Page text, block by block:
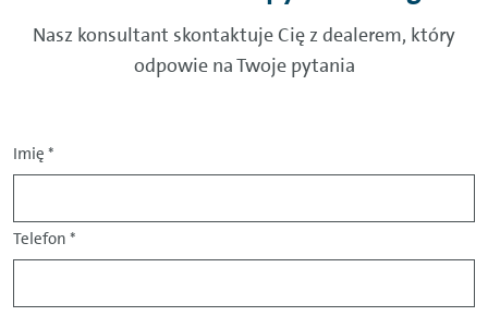
Nasz konsultant skontaktuje Cię z dealerem, który
odpowie na Twoje pytania
Imię *
Telefon *